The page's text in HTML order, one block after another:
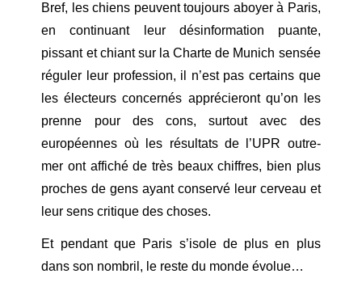
Bref, les chiens peuvent toujours aboyer à Paris,
en continuant leur désinformation puante,
pissant et chiant sur la Charte de Munich sensée
réguler leur profession, il n’est pas certains que
les électeurs concernés apprécieront qu’on les
prenne pour des cons, surtout avec des
européennes où les résultats de l’UPR outre-
mer ont affiché de très beaux chiffres, bien plus
proches de gens ayant conservé leur cerveau et
leur sens critique des choses.
Et pendant que Paris s’isole de plus en plus
dans son nombril, le reste du monde évolue…